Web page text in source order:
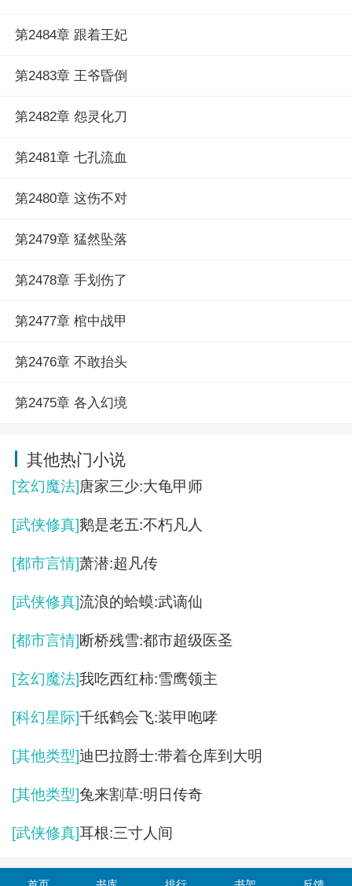
第2484章 跟着王妃
第2483章 王爷昏倒
第2482章 怨灵化刀
第2481章 七孔流血
第2480章 这伤不对
第2479章 猛然坠落
第2478章 手划伤了
第2477章 棺中战甲
第2476章 不敢抬头
第2475章 各入幻境
其他热门小说
[玄幻魔法]唐家三少:大龟甲师
[武侠修真]鹅是老五:不朽凡人
[都市言情]萧潜:超凡传
[武侠修真]流浪的蛤蟆:武谪仙
[都市言情]断桥残雪:都市超级医圣
[玄幻魔法]我吃西红柿:雪鹰领主
[科幻星际]千纸鹤会飞:装甲咆哮
[其他类型]迪巴拉爵士:带着仓库到大明
[其他类型]兔来割草:明日传奇
[武侠修真]耳根:三寸人间